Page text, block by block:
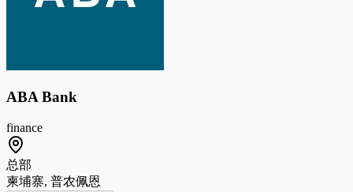
ABA Bank
finance
总部
柬埔寨, 普农佩恩